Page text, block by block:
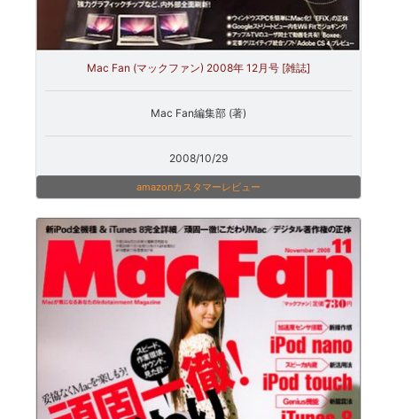
Mac Fan (マックファン) 2008年 12月号 [雑誌]
Mac Fan編集部 (著)
2008/10/29
amazonカスタマーレビュー